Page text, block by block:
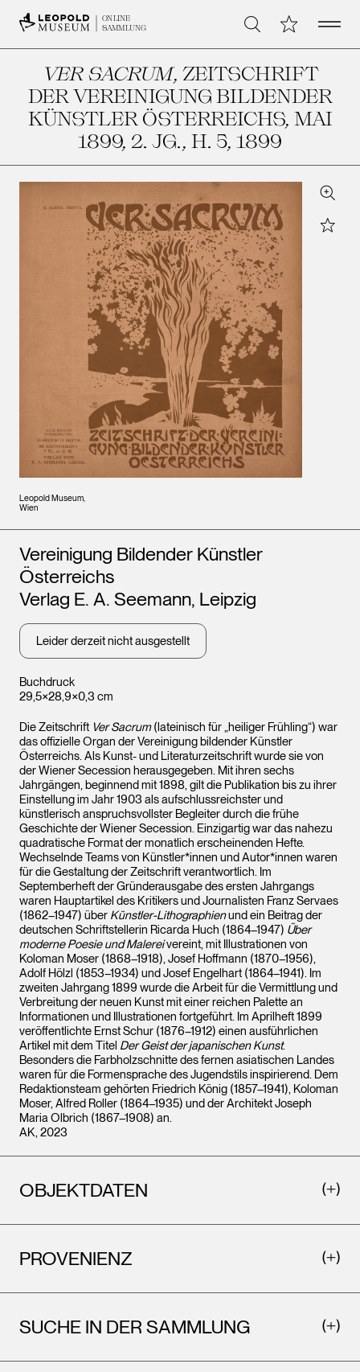
ONLINE
SAMMLUNG
Suche Meine Open
VER SACRUM, ZEITSCHRIFT
DER VEREINIGUNG BILDENDER
KÜNSTLER ÖSTERREICHS, MAI
1899, 2. JG., H. 5, 1899
Leopold Museum,
Wien
Zoom
Star
Buchdruck
29,5×28,9×0,3 cm
Künstler*innen
Vereinigung Bildender Künstler
Österreichs
Verlag E. A. Seemann, Leipzig
Leider derzeit nicht ausgestellt
Die Zeitschrift Ver Sacrum(lateinisch für „heiliger Frühling“) war
das offizielle Organ der Vereinigung bildender Künstler
Österreichs. Als Kunst- und Literaturzeitschrift wurde sie von
der Wiener Secession herausgegeben. Mit ihren sechs
Jahrgängen, beginnend mit 1898, gilt die Publikation bis zu ihrer
Einstellung im Jahr 1903 als aufschlussreichster und
künstlerisch anspruchsvollster Begleiter durch die frühe
Geschichte der Wiener Secession. Einzigartig war das nahezu
quadratische Format der monatlich erscheinenden Hefte.
Wechselnde Teams von Künstler*innen und Autor*innen waren
für die Gestaltung der Zeitschrift verantwortlich. Im
Septemberheft der Gründerausgabe des ersten Jahrgangs
waren Hauptartikel des Kritikers und Journalisten Franz Servaes
(1862–1947) über Künstler-Lithographienund ein Beitrag der
deutschen Schriftstellerin Ricarda Huch (1864–1947) Über
moderne Poesie und Malereivereint, mit Illustrationen von
Koloman Moser (1868–1918), Josef Hoffmann (1870–1956),
Adolf Hölzl (1853–1934) und Josef Engelhart (1864–1941). Im
zweiten Jahrgang 1899 wurde die Arbeit für die Vermittlung und
Verbreitung der neuen Kunst mit einer reichen Palette an
Informationen und Illustrationen fortgeführt. Im Aprilheft 1899
veröffentlichte Ernst Schur (1876–1912) einen ausführlichen
Artikel mit dem Titel Der Geist der japanischen Kunst.
Besonders die Farbholzschnitte des fernen asiatischen Landes
waren für die Formensprache des Jugendstils inspirierend. Dem
Redaktionsteam gehörten Friedrich König (1857–1941), Koloman
Moser, Alfred Roller (1864–1935) und der Architekt Joseph
Maria Olbrich (1867–1908) an.
AK, 2023
OBJEKTDATEN
PROVENIENZ
SUCHE IN DER SAMMLUNG